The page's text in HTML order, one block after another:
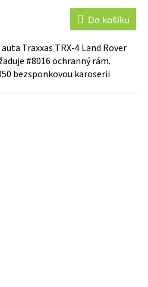
Do košíku
Traxxas TRX-4 Land Rover
#8016 ochranný rám.
bezsponkovou karoserii